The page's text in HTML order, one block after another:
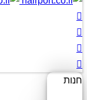
חנות